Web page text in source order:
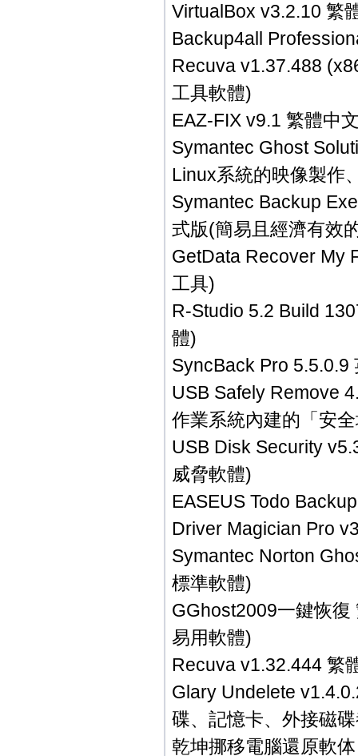
VirtualBox v3.2.10 繁
Backup4all
Recuva v1.37.488
工具軟體)
EAZ-FIX v9.1 繁體中
Symantec Ghost
Linux系統的映像製作
Symantec Backup
式版(簡易且經濟有效
GetData Recover My
工具)
R-Studio 5.2 Build
體)
SyncBack Pro 5.5.0.9
USB Safely Remove
作業系統內建的「安
USB Disk Security
威脅軟體)
EASEUS Todo
Driver Magician Pro
Symantec Norton
標準軟體)
GGhost2009一鍵恢
易用軟體)
Recuva v1.32.444 繁
Glary Undelete
碟、記憶卡、外接磁
乾坤挪移電腦還原軟